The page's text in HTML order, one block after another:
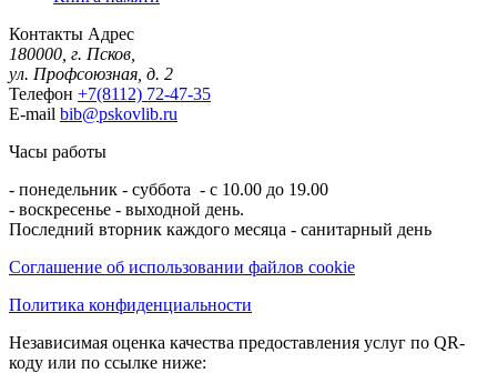
Контакты Адрес
180000, г. Псков,
ул. Профсоюзная, д. 2
Телефон +7(8112) 72-47-35
E-mail bib@pskovlib.ru
Часы работы
- понедельник - суббота - с 10.00 до 19.00
- воскресенье - выходной день.
Последний вторник каждого месяца - санитарный день
Соглашение об использовании файлов cookie
Политика конфиденциальности
Независимая оценка качества предоставления услуг по QR-
коду или по ссылке ниже: